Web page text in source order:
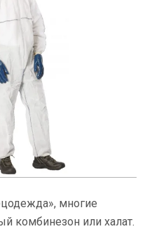
многие
комбинезон или халат.